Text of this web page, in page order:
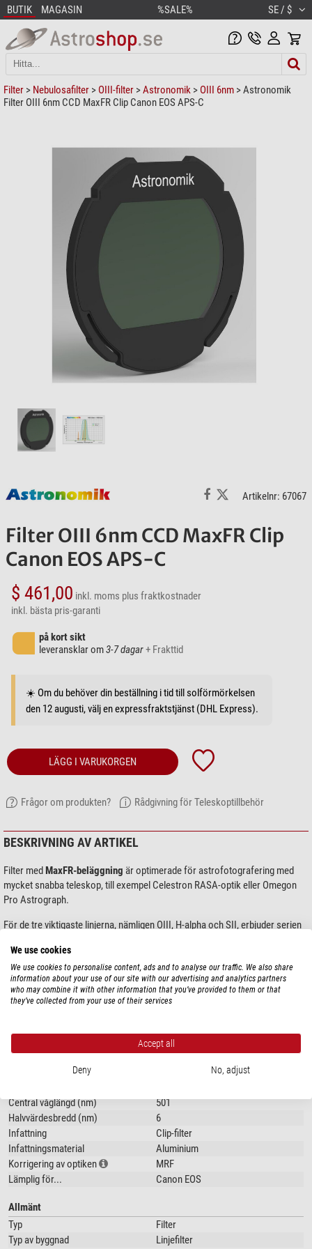
BUTIK MAGASIN %SALE% SE / $
Filter > Nebulosafilter > OIII-filter >Astronomik > OIII 6nm > Astronomik
Filter OIII 6nm CCD MaxFR Clip Canon EOS APS-C
Artikelnr: 67067
Filter OIII 6nm CCD MaxFR Clip
Canon EOS APS-C
$ 461,00 inkl. moms plus fraktkostnader
inkl. bästa pris-garanti
på kort sikt
leveransklar om3-7 dagar+ Frakttid
☀️ Om du behöver din beställning i tid till solförmörkelsen
den 12 augusti, välj en expressfraktstjänst (DHL Express).
LÄGG I VARUKORGEN
Frågor om produkten? Rådgivning för Teleskoptillbehör
BESKRIVNING AV ARTIKEL
Filter medMaxFR-beläggning är optimerade för astrofotografering med
mycket snabba teleskop, till exempel Celestron RASA-optik eller Omegon
Pro Astrograph.
För de tre viktigaste linjerna, nämligen OIII, H-alpha och SII, erbjuder serien
Filtren ger bästa möjliga blockering utanför bandet över hela
spektralområdet från UV till IR! Fördelarna är maximal kontrast, minimalt
ströljus, inga halos och en mycket fin stjärnbild. Med Astronomik MaxFR
smalbandslinjefilter får du rådata av högsta kvalitet: den optimala
För bästa möjliga utbyte krävs maximal transmission hos filtren:
För MaxFR-filter med 12 nm halvbreddsbredd innebär detta obegränsad
transmissionen
För MaxFR-filter med 6 nm halvbreddsbredd innebär detta obegränsad
användbarhet från f/2,2 till f/8 och cirka 90 % av den maximala
transmissionen
Sii-filter är optimerat för särskilt kontrastrika resultat och släpper inte
igenom H-alfa och NII (kväve).
Fotografering med smalbandiga linjefilter:
himmel är linjefilter det bästa sättet att komma igång med
astrofotografering och få lyckade bilder. Vanligtvis är ett H-alpha-filter det
Visa mer...
TEKNISKA DATA
Central våglängd (nm)
501
Halvvärdesbredd (nm)
6
Infattning
Clip-filter
Infattningsmaterial
Aluminium
Korrigering av optiken
MRF
Lämplig för...
Canon EOS
Allmänt
Typ
Filter
Typ av byggnad
Linjefilter
We use cookies
We use cookies to personalise content, ads and to analyse our traffic. We also share
information about your use of our site with our advertising and analytics partners
who may combine it with other information that you’ve provided to them or that
they’ve collected from your use of their services
Accept all
Deny No, adjust